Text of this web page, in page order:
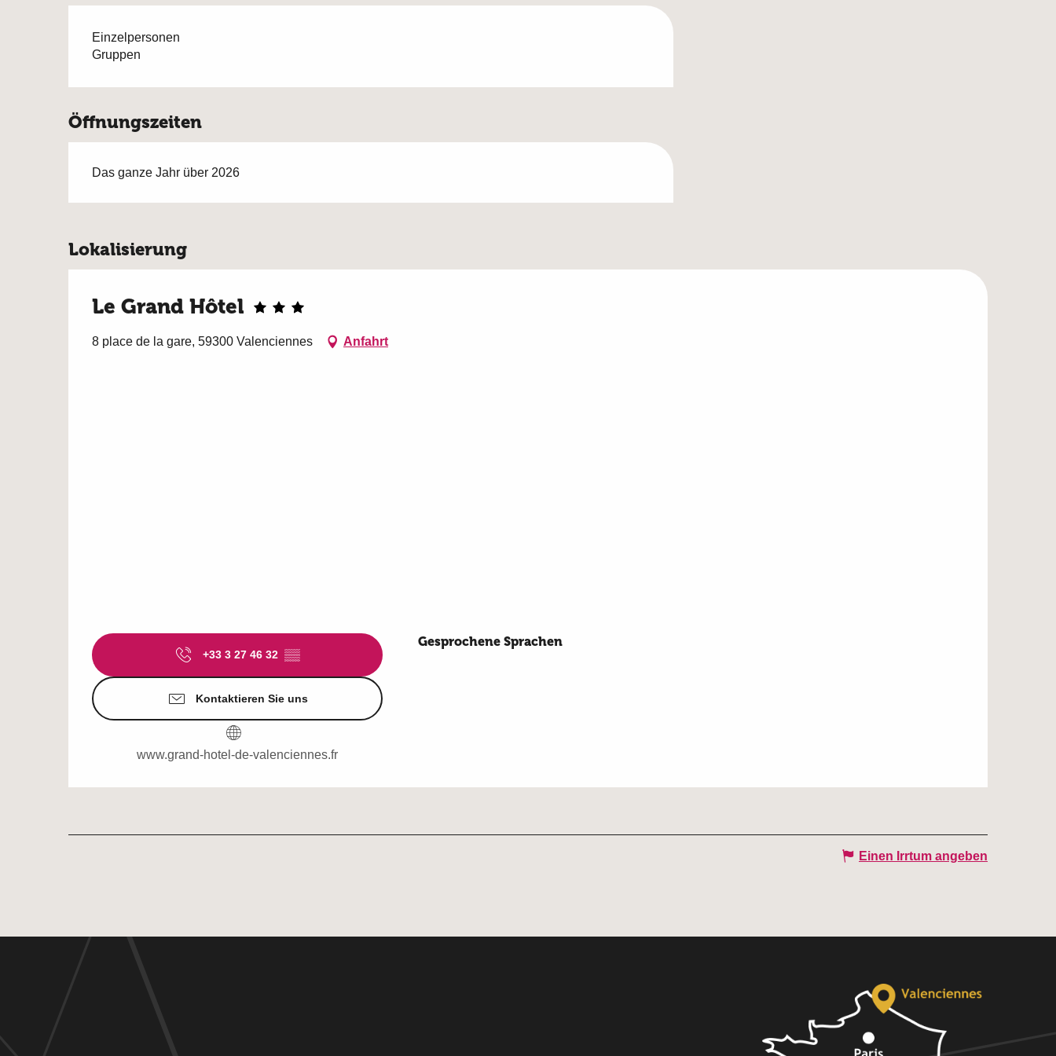
Einzelpersonen
Gruppen
Öffnungszeiten
Das ganze Jahr über 2026
Lokalisierung
Le Grand Hôtel
8 place de la gare, 59300 Valenciennes Anfahrt
+33 3 27 46 32 ▒▒
Kontaktieren Sie uns
www.grand-hotel-de-valenciennes.fr
Gesprochene Sprachen
Gesprochene Sprachen
Einen Irrtum angeben